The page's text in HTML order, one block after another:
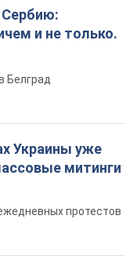
протестов
Грэма о